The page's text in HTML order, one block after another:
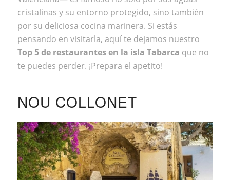
cristalinas y su entorno protegido, sino también
por su deliciosa cocina marinera. Si estás
pensando en visitarla, aquí te dejamos nuestro
Top 5 de restaurantes en la isla Tabarca que no
te puedes perder. ¡Prepara el apetito!
NOU COLLONET